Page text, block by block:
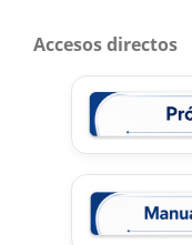
Accesos directos